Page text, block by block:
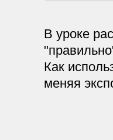
В уроке
Как
меняя